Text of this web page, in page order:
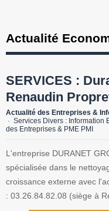
Actualité
SERVICES :
Renaudin
Actualité des Entreprises &
Services Divers : Information
des Entreprises & PME PMI
L'entreprise DURANET
spécialisée dans le
croissance externe avec
: 03.26.84.82.08 (siège à